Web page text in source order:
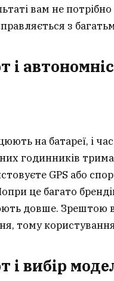
вам не
з
і
на батареї, і
годинників
GPS або
це багато
довше. Зрештою
тому
і вибір